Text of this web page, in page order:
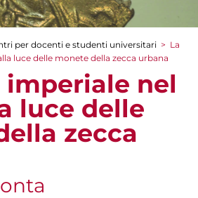
per docenti e studenti universitari > La
luce delle monete della zecca urbana
imperiale nel
luce delle
zecca